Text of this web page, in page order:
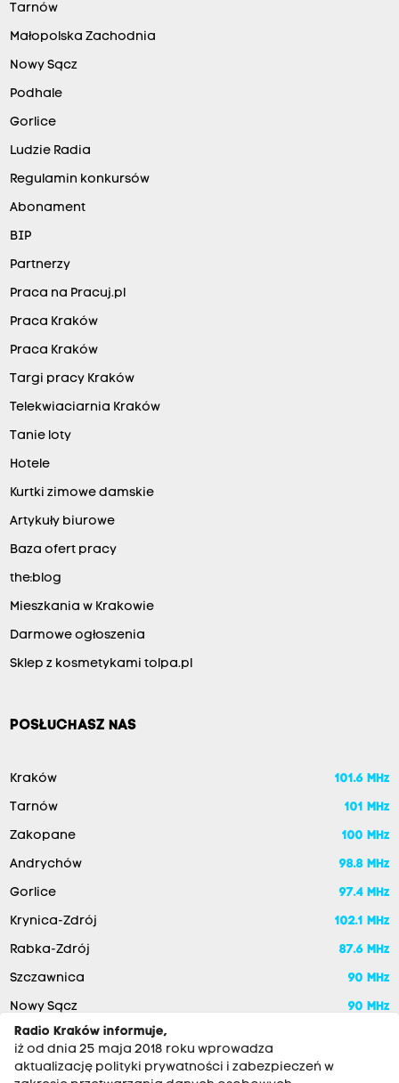
Tarnów
Małopolska Zachodnia
Nowy Sącz
Podhale
Gorlice
Ludzie Radia
Regulamin konkursów
Abonament
BIP
Partnerzy
Praca na Pracuj.pl
Praca Kraków
Praca Kraków
Targi pracy Kraków
Telekwiaciarnia Kraków
Tanie loty
Hotele
Kurtki zimowe damskie
Artykuły biurowe
Baza ofert pracy
the:blog
Mieszkania w Krakowie
Darmowe ogłoszenia
Sklep z kosmetykami tolpa.pl
POSŁUCHASZ NAS
Kraków 101.6 MHz
Tarnów 101 MHz
Zakopane 100 MHz
Andrychów 98.8 MHz
Gorlice 97.4 MHz
Krynica-Zdrój 102.1 MHz
Rabka-Zdrój 87.6 MHz
Szczawnica 90 MHz
Nowy Sącz
90 MHz
Radio Kraków informuje,
iż od dnia 25 maja 2018 roku wprowadza
aktualizację polityki prywatności i zabezpieczeń w